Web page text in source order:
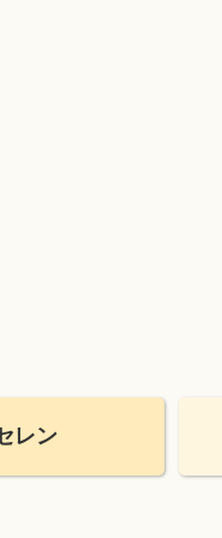
レン